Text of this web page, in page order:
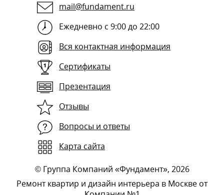
mail@fundament.ru
Ежедневно с 9:00 до 22:00
Вся контактная информация
Сертификаты
Презентация
Отзывы
Вопросы и ответы
Карта сайта
© Группа Компаний «Фундамент», 2026
Ремонт квартир и дизайн интерьера в Москве от